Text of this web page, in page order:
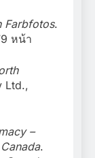
Farbfotos.
หน้า
Ltd.,
–
.